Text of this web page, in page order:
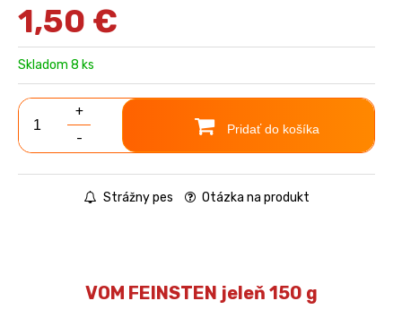
1,50 €
Skladom 8 ks
+
-
Pridať do košíka
Strážny pes Otázka na produkt
VOM FEINSTEN jeleň 150 g